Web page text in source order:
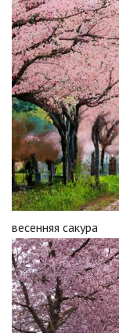
весенняя сакура